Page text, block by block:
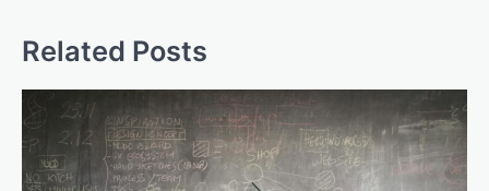
Related Posts